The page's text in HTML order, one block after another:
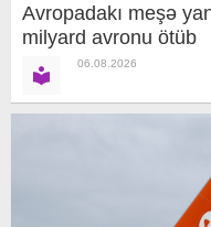
Avropadakı meşə
milyard avronu ötüb
06.08.2026